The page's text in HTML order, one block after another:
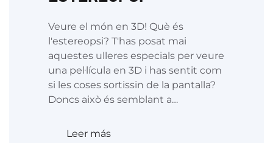
Veure el món en 3D! Què és
l'estereopsi? T'has posat mai
aquestes ulleres especials per veure
una pel·lícula en 3D i has sentit com
si les coses sortissin de la pantalla?
Doncs això és semblant a…
Leer más